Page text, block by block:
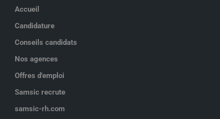
Accueil
Candidature
Conseils candidats
Nos agences
Offres d'emploi
Samsic recrute
samsic-rh.com